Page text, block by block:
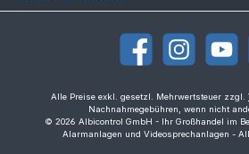
FacebookInstagram
Alle Preise exkl. gesetzl. Mehrwertsteuer zzgl.
Nachnahmegebühren, wenn nicht
© 2026 Albicontrol GmbH - Ihr Großhandel im
Alarmanlagen und Videosprechanlagen -